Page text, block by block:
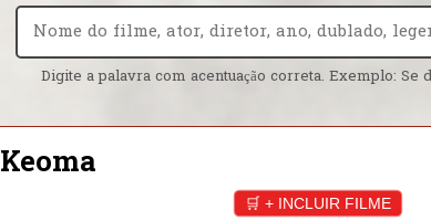
Digite a palavra com acentuação correta. Exemplo: Se
Keoma
🛒 + INCLUIR FILME